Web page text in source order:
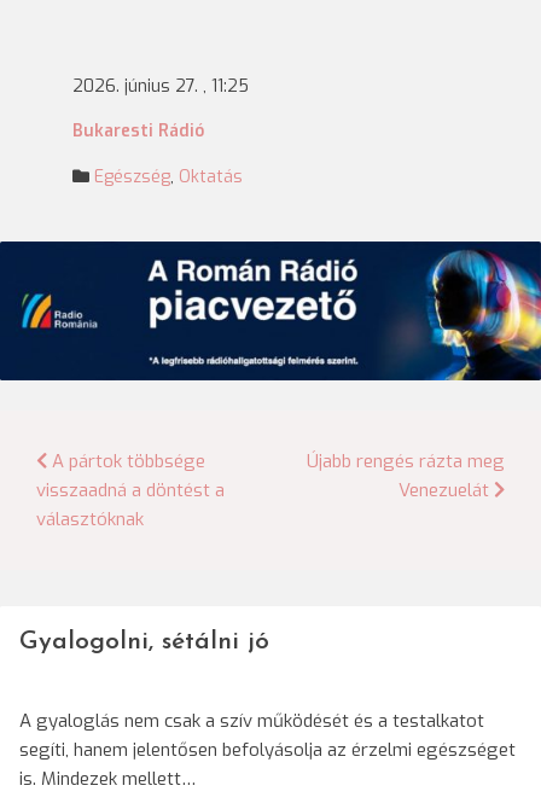
2026. június 27. , 11:25
Bukaresti Rádió
Egészség, Oktatás
Bejegyzés
navigáció
A pártok többsége
visszaadná a döntést a
választóknak
Újabb rengés rázta meg
Venezuelát
Gyalogolni, sétálni jó
A gyaloglás nem csak a szív működését és a testalkatot
segíti, hanem jelentősen befolyásolja az érzelmi egészséget
is. Mindezek mellett…